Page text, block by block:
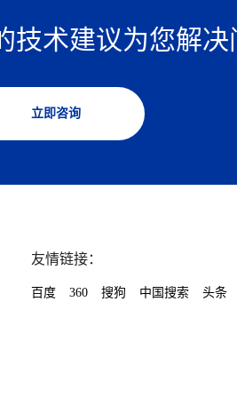
技术建议为您解决
立即咨询
友情链接：
百度 360 搜狗 中国搜索 头条